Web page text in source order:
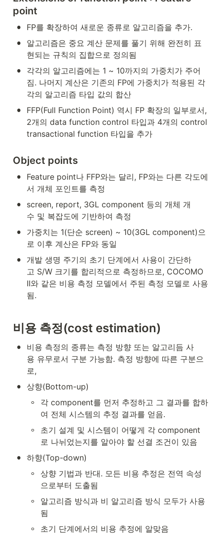
point
• FP를 확장하여 새로운 종류로 알고리즘을 추가.
•
알고리즘은 중요 계산 문제를 풀기 위해 완전히 표
현되는 규칙의 집합으로 정의됨
•
각각의 알고리즘에는 1 ~ 10까지의 가중치가 주어
짐. 나머지 계산은 기존의 FP에 가중치가 적용된 각
각의 알고리즘 타입 값의 합산
•
FFP(Full Function Point) 역시 FP 확장의 일부로서,
2개의 data function control 타입과 4개의 control
transactional function 타입을 추가
Object points
•
Feature point나 FFP와는 달리, FP와는 다른 각도에
서 개체 포인트를 측정
•
screen, report, 3GL component 등의 개체 개
수 및 복잡도에 기반하여 측정
•
가중치는 1(단순 screen) ~ 10(3GL component)으
로 이후 계산은 FP와 동일
•
개발 생명 주기의 초기 단계에서 사용이 간단하
고 S/W 크기를 합리적으로 측정하므로, COCOMO
II와 같은 비용 측정 모델에서 주된 측정 모델로 사용
됨.
비용 측정(cost estimation)
•
비용 측정의 종류는 측정 방향 또는 알고리듬 사
용 유무로서 구분 가능함. 측정 방향에 따른 구분으
로,
• 상향(Bottom-up)
◦
각 component를 먼저 추정하고 그 결과를 합하
여 전체 시스템의 추정 결과를 얻음.
◦
초기 설계 및 시스템이 어떻게 각 component
로 나뉘었는지를 알아야 할 선결 조건이 있음
• 하향(Top-down)
◦
상향 기법과 반대. 모든 비용 추정은 전역 속성
으로부터 도출됨
◦
알고리즘 방식과 비 알고리즘 방식 모두가 사용
됨
◦ 초기 단계에서의 비용 추정에 알맞음